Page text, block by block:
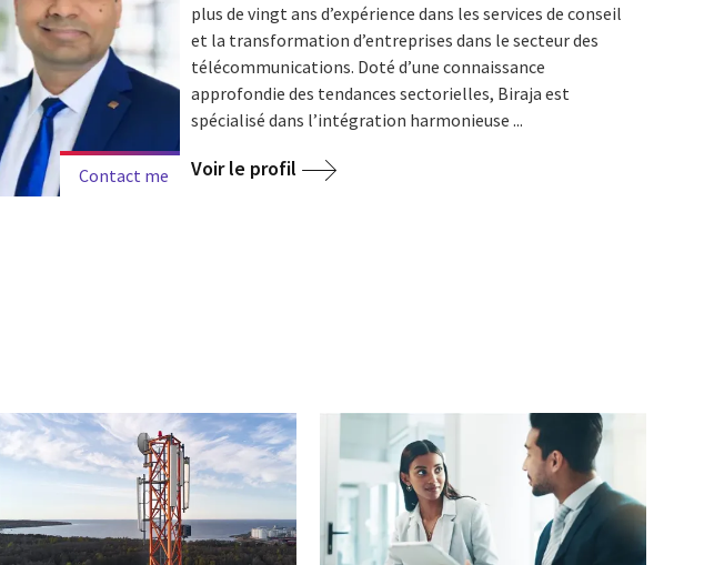
Contact me
plus de vingt ans d’expérience dans les services de conseil
et la transformation d’entreprises dans le secteur des
télécommunications. Doté d’une connaissance
approfondie des tendances sectorielles, Biraja est
spécialisé dans l’intégration harmonieuse ...
Voir le profil